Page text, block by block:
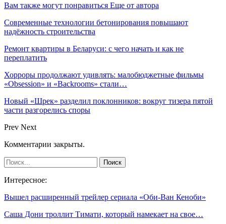
Вам также могут понравиться Еще от автора
Современные технологии бетонирования повышают
надёжность строительства
Ремонт квартиры в Беларуси: с чего начать и как не
переплатить
Хорроры продолжают удивлять: малобюджетные фильмы
«Obsession» и «Backrooms» стали…
Новый «Шрек» разделил поклонников: вокруг тизера пятой
части разгорелись споры
Prev Next
Комментарии закрыты.
Интересное:
Вышел расширенный трейлер сериала «Оби-Ван Кеноби»
Саша Дони троллит Тимати, который намекает на свое…